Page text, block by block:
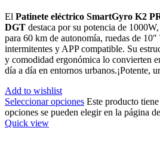
El Patinete eléctrico SmartGyro K2
DGT destaca por su potencia de
para 60 km de autonomía, ruedas de 10"
intermitentes y APP compatible. Su
y comodidad ergonómica lo convierten
día a día en entornos urbanos.¡Potente,
Add to wishlist
Seleccionar opciones Este producto
opciones se pueden elegir en la página
Quick view